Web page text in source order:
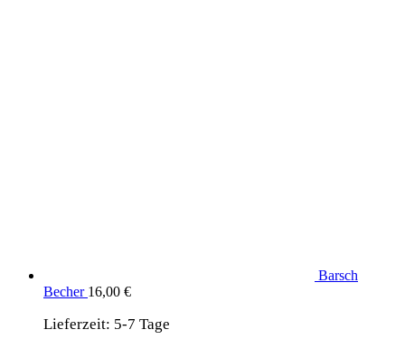
Barsch
Becher 16,00 €
Lieferzeit: 5-7 Tage